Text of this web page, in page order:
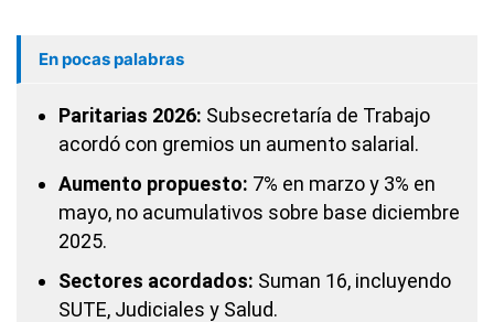
En pocas palabras
Paritarias 2026: Subsecretaría de Trabajo
acordó con gremios un aumento salarial.
Aumento propuesto: 7% en marzo y 3% en
mayo, no acumulativos sobre base diciembre
2025.
Sectores acordados: Suman 16, incluyendo
SUTE, Judiciales y Salud.